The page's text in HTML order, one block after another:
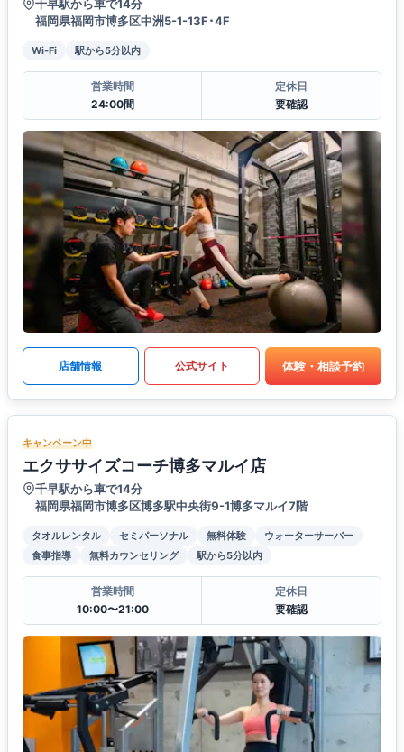
千早駅から車で14分
福岡県福岡市博多区中洲5-1-13F･4F
Wi-Fi 駅から5分以内
営業時間
24:00間
定休日
要確認
店舗情報 公式サイト 体験・相談予約
キャンペーン中
エクササイズコーチ博多マルイ店
千早駅から車で14分
福岡県福岡市博多区博多駅中央街9-1博多マルイ7階
タオルレンタル セミパーソナル 無料体験
ウォーターサーバー
食事指導
無料カウンセリング 駅から5分以内
営業時間
10:00〜21:00
定休日
要確認